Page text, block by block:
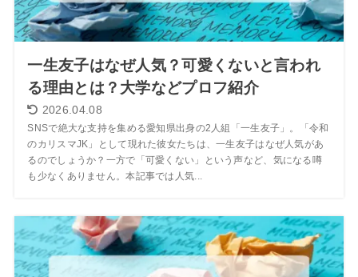
一生友子はなぜ人気？可愛くないと言われ
る理由とは？大学などプロフ紹介
2026.04.08
SNSで絶大な支持を集める愛知県出身の2人組「一生友子」。「令和
のカリスマJK」として現れた彼女たちは、一生友子はなぜ人気があ
るのでしょうか？一方で「可愛くない」という声など、気になる噂
も少なくありません。本記事では人気...